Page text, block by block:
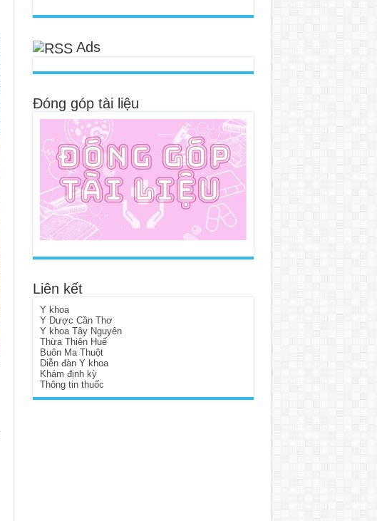
Ads
Đóng góp tài liệu
Liên kết
Y khoa
Y Dược Cần Thơ
Y khoa Tây Nguyên
Thừa Thiên Huế
Buôn Ma Thuột
Diễn đàn Y khoa
Khám định kỳ
Thông tin thuốc